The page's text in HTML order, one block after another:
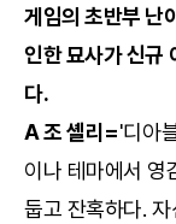
게임의 초반부 난
인한 묘사가 신규
다.
A 조 셸리='디아
이나 테마에서 영
둡고 잔혹하다.